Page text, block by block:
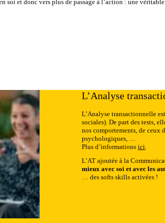
soi et donc vers plus de passage à l’action : une
L’Analyse
L’Analyse transactionnelle
sociales). De part des tests,
nos comportements, de ceux
psychologiques, …
Plus d’informationsici.
L’AT ajoutée à la
mieux avec soi et avec les
… des softs skills activées !